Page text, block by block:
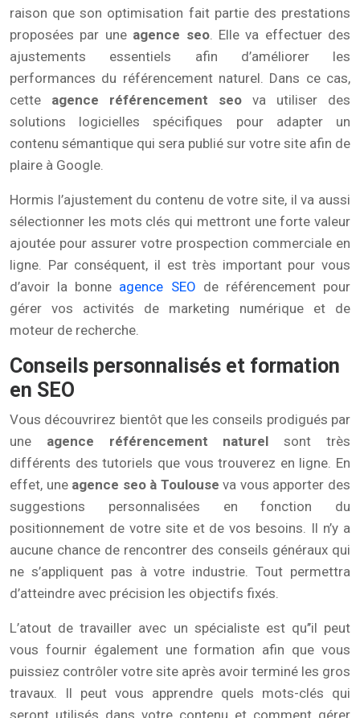
raison que son optimisation fait partie des prestations
proposées par une agence seo. Elle va effectuer des
ajustements essentiels afin d’améliorer les
performances du référencement naturel. Dans ce cas,
cette agence référencement seo va utiliser des
solutions logicielles spécifiques pour adapter un
contenu sémantique qui sera publié sur votre site afin de
plaire à Google.
Hormis l’ajustement du contenu de votre site, il va aussi
sélectionner les mots clés qui mettront une forte valeur
ajoutée pour assurer votre prospection commerciale en
ligne. Par conséquent, il est très important pour vous
d’avoir la bonne agence SEO de référencement pour
gérer vos activités de marketing numérique et de
moteur de recherche.
Conseils personnalisés et formation
en SEO
Vous découvrirez bientôt que les conseils prodigués par
une agence référencement naturel sont très
différents des tutoriels que vous trouverez en ligne. En
effet, une agence seo à Toulouse va vous apporter des
suggestions personnalisées en fonction du
positionnement de votre site et de vos besoins. Il n’y a
aucune chance de rencontrer des conseils généraux qui
ne s’appliquent pas à votre industrie. Tout permettra
d’atteindre avec précision les objectifs fixés.
L’atout de travailler avec un spécialiste est qu’’il peut
vous fournir également une formation afin que vous
puissiez contrôler votre site après avoir terminé les gros
travaux. Il peut vous apprendre quels mots-clés qui
seront utilisés dans votre contenu et comment gérer